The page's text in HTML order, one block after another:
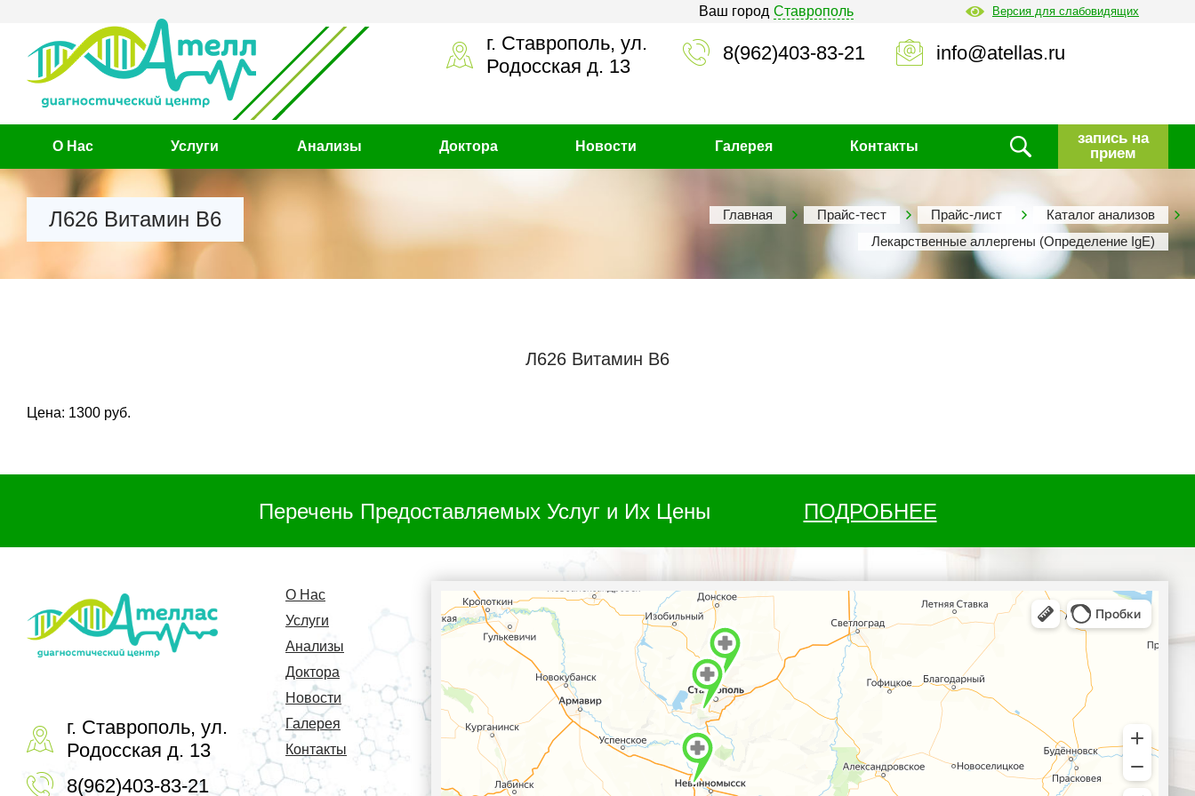
Ваш город Ставрополь Версия для слабовидящих
г. Ставрополь, ул.
Родосская д. 13
8(962)403-83-21 info@atellas.ru
О Нас Услуги Анализы Доктора Новости Галерея Контакты
запись на
прием
Л626 Витамин В6 Главная Прайс-тест Прайс-лист
Каталог анализов
Лекарственные аллергены (Определение IgE)
Л626 Витамин В6
Цена: 1300 руб.
Перечень Предоставляемых Услуг и Их Цены ПОДРОБНЕЕ
г. Ставрополь, ул.
Родосская д. 13
8(962)403-83-21
О Нас
Услуги
Анализы
Доктора
Новости
Галерея
Контакты